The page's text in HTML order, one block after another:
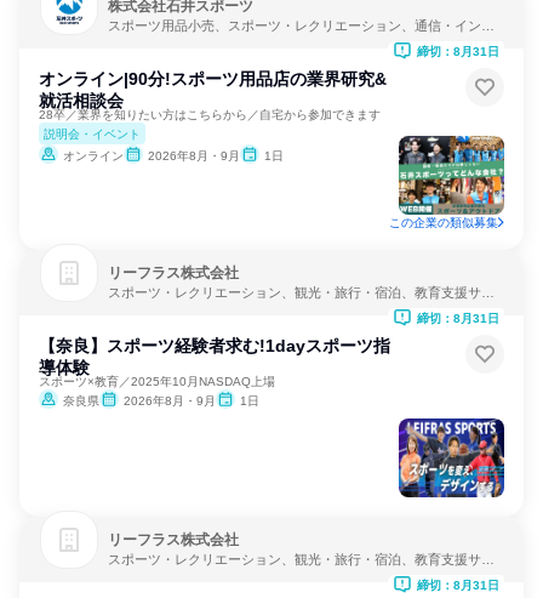
株式会社石井スポーツ
スポーツ用品小売、スポーツ・レクリエーション、通信・インタ
オンライン|90分!スポーツ用品店の業界研究&
就活相談会
28卒／業界を知りたい方はこちらから／自宅から参加できます
説明会・イベント
オンライン
2026年8月・9月 1日
締切：8月31日
この企業の類似募集
リーフラス株式会社
スポーツ・レクリエーション、観光・旅行・宿泊、教育支援サー
【奈良】スポーツ経験者求む!1dayスポーツ指
導体験
スポーツ×教育／2025年10月NASDAQ上場
奈良県
2026年8月・9月 1日
締切：8月31日
リーフラス株式会社
スポーツ・レクリエーション、観光・旅行・宿泊、教育支援サー
締切：8月31日